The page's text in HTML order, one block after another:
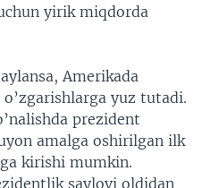
yirik miqdorda
Amerikada
yuz tutadi.
prezident
amalga oshirilgan ilk
kirishi mumkin.
saylovi oldidan